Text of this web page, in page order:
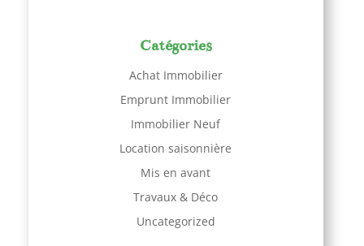
Catégories
Achat Immobilier
Emprunt Immobilier
Immobilier Neuf
Location saisonnière
Mis en avant
Travaux & Déco
Uncategorized